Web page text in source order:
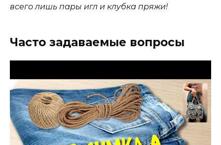
всего лишь пары игл и клубка пряжи!
Часто задаваемые вопросы